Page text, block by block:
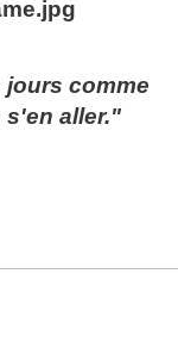
jours comme
s'en aller."